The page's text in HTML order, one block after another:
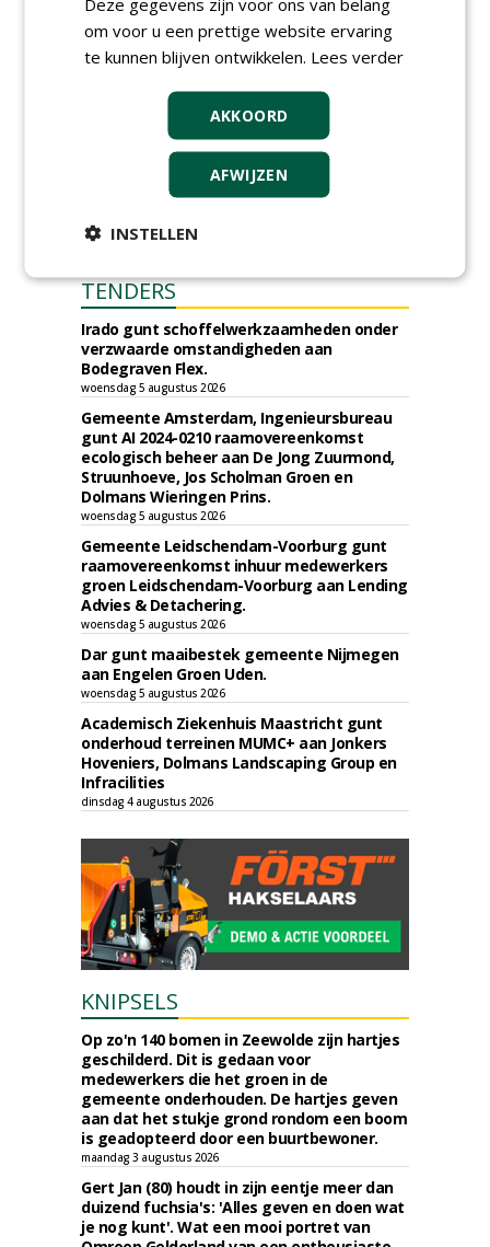
TENDERS
Irado gunt schoffelwerkzaamheden onder
verzwaarde omstandigheden aan
Bodegraven Flex.
woensdag 5 augustus 2026
Gemeente Amsterdam, Ingenieursbureau
gunt AI 2024-0210 raamovereenkomst
ecologisch beheer aan De Jong Zuurmond,
Struunhoeve, Jos Scholman Groen en
Dolmans Wieringen Prins.
woensdag 5 augustus 2026
Gemeente Leidschendam-Voorburg gunt
raamovereenkomst inhuur medewerkers
groen Leidschendam-Voorburg aan Lending
Advies & Detachering.
woensdag 5 augustus 2026
Dar gunt maaibestek gemeente Nijmegen
aan Engelen Groen Uden.
woensdag 5 augustus 2026
Academisch Ziekenhuis Maastricht gunt
onderhoud terreinen MUMC+ aan Jonkers
Hoveniers, Dolmans Landscaping Group en
Infracilities
dinsdag 4 augustus 2026
KNIPSELS
Op zo'n 140 bomen in Zeewolde zijn hartjes
geschilderd. Dit is gedaan voor
medewerkers die het groen in de
gemeente onderhouden. De hartjes geven
aan dat het stukje grond rondom een boom
is geadopteerd door een buurtbewoner.
maandag 3 augustus 2026
Gert Jan (80) houdt in zijn eentje meer dan
duizend fuchsia's: 'Alles geven en doen wat
je nog kunt'. Wat een mooi portret van
om voor u een prettige website ervaring
te kunnen blijven ontwikkelen. Lees verder
AKKOORD
AFWIJZEN
INSTELLEN